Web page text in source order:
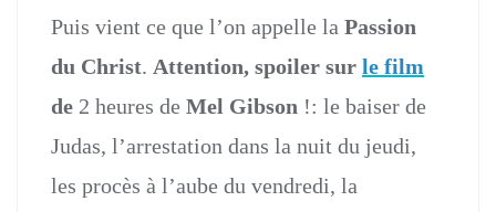
Puis vient ce que l’on appelle la Passion
du Christ. Attention, spoiler sur le film
de 2 heures de Mel Gibson !: le baiser de
Judas, l’arrestation dans la nuit du jeudi,
les procès à l’aube du vendredi, la